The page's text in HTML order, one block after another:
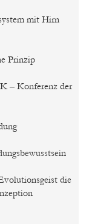
mit Hirn
Prinzip
– Konferenz der
die